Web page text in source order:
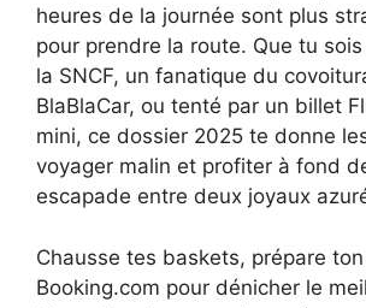
heures de la journée sont plus
pour prendre la route. Que tu
la SNCF, un fanatique du
BlaBlaCar, ou tenté par un billet
mini, ce dossier 2025 te donne
voyager malin et profiter à fond
escapade entre deux joyaux
Chausse tes baskets, prépare
Booking.com pour dénicher le